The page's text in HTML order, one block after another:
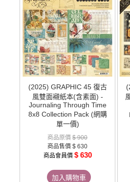
(2025) GRAPHIC 45 復古
風雙面襯紙本(含素面) -
Journaling Through Time
8x8 Collection Pack (網購
單一價)
商品原價 $ 900
商品售價 $ 630
商品會員價 $ 630
加入購物車